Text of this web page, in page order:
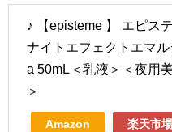
♪ 【episteme 】 エピス
ナイトエフェクトエマル
a 50mL＜乳液＞＜夜用
＞
Amazon 楽天市場